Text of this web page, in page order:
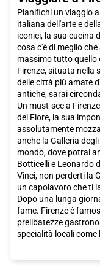
città ha da offrire.
Barletta!
Pianifichi un viaggio
italiana dell'arte e
iconici, la sua cucina
cosa c'è di meglio
massimo tutto quello
Firenze, situata nella
delle città più amate
antiche, sarai
Un must-see a
del Fiore, la sua
assolutamente
anche la Galleria
mondo, dove potrai
Botticelli e Leonardo
Vinci, non perderti la
un capolavoro che ti
Dopo una lunga
fame. Firenze è
prelibatezze
specialità locali
carne succulento e